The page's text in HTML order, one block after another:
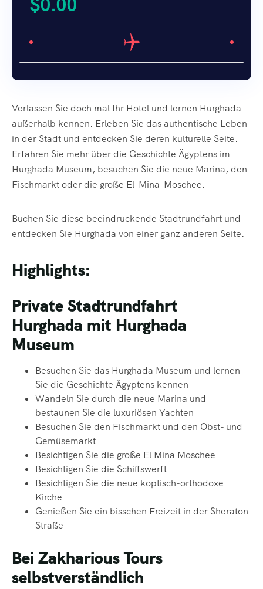
Verlassen Sie doch mal Ihr Hotel und lernen Hurghada
außerhalb kennen. Erleben Sie das authentische Leben
in der Stadt und entdecken Sie deren kulturelle Seite.
Erfahren Sie mehr über die Geschichte Ägyptens im
Hurghada Museum, besuchen Sie die neue Marina, den
Fischmarkt oder die große El-Mina-Moschee.
Buchen Sie diese beeindruckende Stadtrundfahrt und
entdecken Sie Hurghada von einer ganz anderen Seite.
Highlights:
Private Stadtrundfahrt
Hurghada mit Hurghada
Museum
Besuchen Sie das Hurghada Museum und lernen
Sie die Geschichte Ägyptens kennen
Wandeln Sie durch die neue Marina und
bestaunen Sie die luxuriösen Yachten
Besuchen Sie den Fischmarkt und den Obst- und
Gemüsemarkt
Besichtigen Sie die große El Mina Moschee
Besichtigen Sie die Schiffswerft
Besichtigen Sie die neue koptisch-orthodoxe
Kirche
Genießen Sie ein bisschen Freizeit in der Sheraton
Straße
Bei Zakharious Tours
selbstverständlich